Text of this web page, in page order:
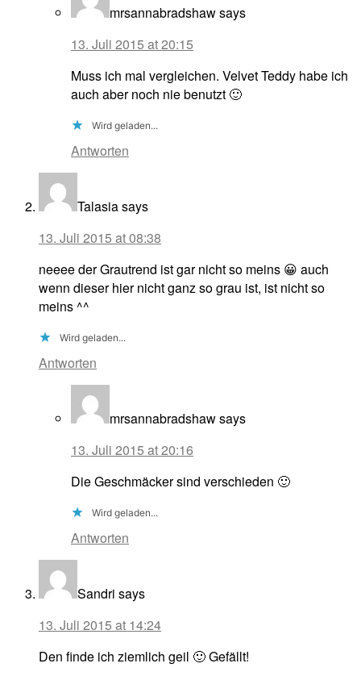
mrsannabradshawsays
13. Juli 2015 at 20:15
Muss ich mal vergleichen. Velvet Teddy habe ich
auch aber noch nie benutzt 🙂
Wird geladen...
Antworten
Talasiasays
13. Juli 2015 at 08:38
neeee der Grautrend ist gar nicht so meins 😀 auch
wenn dieser hier nicht ganz so grau ist, ist nicht so
meins ^^
Wird geladen...
Antworten
mrsannabradshawsays
13. Juli 2015 at 20:16
Die Geschmäcker sind verschieden 🙂
Wird geladen...
Antworten
Sandri says
13. Juli 2015 at 14:24
Den finde ich ziemlich geil 🙂 Gefällt!